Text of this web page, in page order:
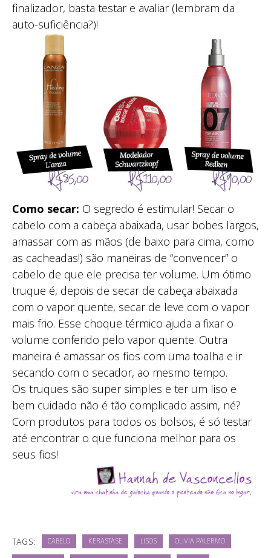
finalizador, basta testar e avaliar (lembram da
auto-suficiência?)!
Como secar: O segredo é estimular! Secar o
cabelo com a cabeça abaixada, usar bobes largos,
amassar com as mãos (de baixo para cima, como
as cacheadas!) são maneiras de “convencer” o
cabelo de que ele precisa ter volume. Um ótimo
truque é, depois de secar de cabeça abaixada
com o vapor quente, secar de leve com o vapor
mais frio. Esse choque térmico ajuda a fixar o
volume conferido pelo vapor quente. Outra
maneira é amassar os fios com uma toalha e ir
secando com o secador, ao mesmo tempo.
Os truques são super simples e ter um liso e
bem cuidado não é tão complicado assim, né?
Com produtos para todos os bolsos, é só testar
até encontrar o que funciona melhor para os
seus fios!
TAGS: CABELO KERASTASE LISOS OLIVIA PALERMO